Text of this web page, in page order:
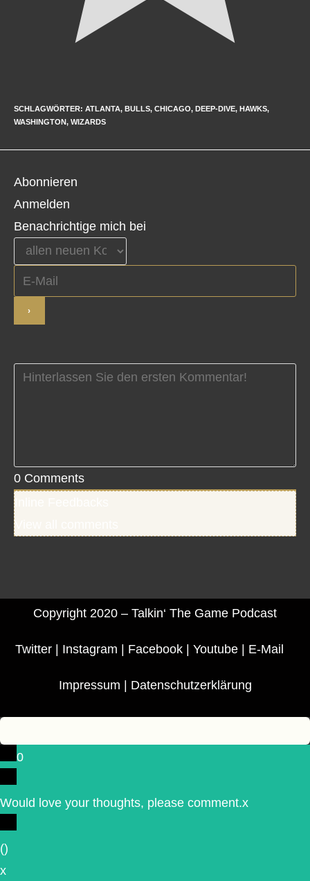
SCHLAGWÖRTER: ATLANTA, BULLS, CHICAGO, DEEP-DIVE, HAWKS,
WASHINGTON, WIZARDS
Abonnieren
Anmelden
Benachrichtige mich bei
0 Comments
Copyright 2020 – Talkin‘ The Game Podcast
Twitter Instagram Facebook |Youtube E-Mail
Impressum Datenschutzerklärung
0
Would love your thoughts, please comment.x
()
x